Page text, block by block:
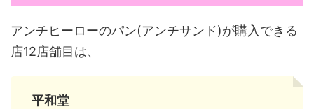
アンチヒーローのパン(アンチサンド)が購入できる
店12店舗目は、
平和堂